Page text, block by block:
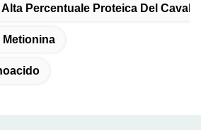
Percentuale Proteica Del Cavallo